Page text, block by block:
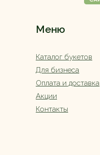
Меню
Каталог букетов
Оплата и доставка
Для бизнеса
Акции
Контакты